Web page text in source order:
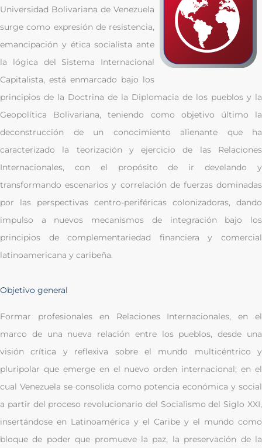
Universidad Bolivariana de Venezuela
surge como expresión de resistencia,
emancipación y ética socialista ante
la lógica del Sistema Internacional
Capitalista, está enmarcado bajo los
principios de la Doctrina de la Diplomacia de los pueblos y la
Geopolítica Bolivariana, teniendo como objetivo último la
deconstrucción de un conocimiento alienante que ha
caracterizado la teorización y ejercicio de las Relaciones
Internacionales, con el propósito de ir develando y
transformando escenarios y correlación de fuerzas dominadas
por las perspectivas centro-periféricas colonizadoras, dando
impulso a nuevos mecanismos de integración bajo los
principios de complementariedad financiera y comercial
latinoamericana y caribeña.
Objetivo general
Formar profesionales en Relaciones Internacionales, en el
marco de una nueva relación entre los pueblos, desde una
visión crítica y reflexiva sobre el mundo multicéntrico y
pluripolar que emerge en el nuevo orden internacional; en el
cual Venezuela se consolida como potencia económica y social
a partir del proceso revolucionario del Socialismo del Siglo XXI,
insertándose en Latinoamérica y el Caribe y el mundo como
bloque de poder que promueve la paz, la preservación de la